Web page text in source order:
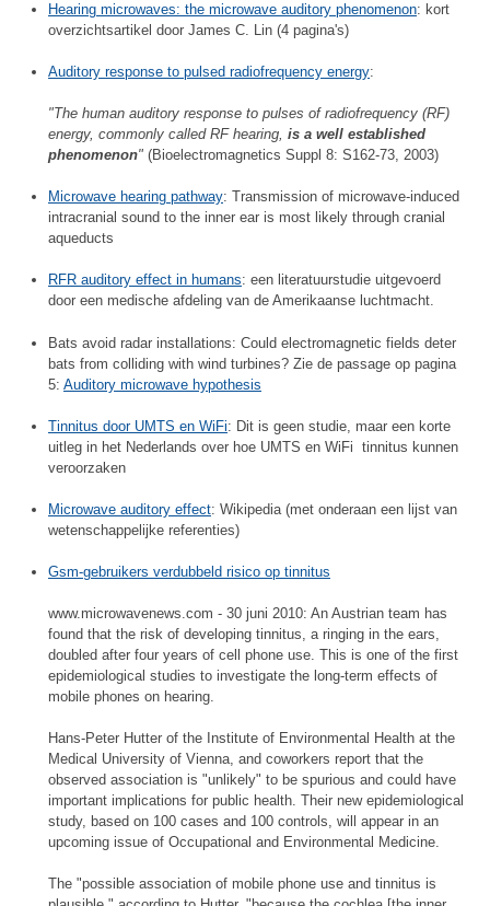
Hearing microwaves: the microwave auditory phenomenon: kort
overzichtsartikel door James C. Lin (4 pagina's)
Auditory response to pulsed radiofrequency energy:
"The human auditory response to pulses of radiofrequency (RF)
energy, commonly called RF hearing, is a well established
phenomenon" (Bioelectromagnetics Suppl 8: S162-73, 2003)
Microwave hearing pathway: Transmission of microwave-induced
intracranial sound to the inner ear is most likely through cranial
aqueducts
RFR auditory effect in humans: een literatuurstudie uitgevoerd
door een medische afdeling van de Amerikaanse luchtmacht.
Bats avoid radar installations: Could electromagnetic fields deter
bats from colliding with wind turbines? Zie de passage op pagina
5: Auditory microwave hypothesis
Tinnitus door UMTS en WiFi: Dit is geen studie, maar een korte
uitleg in het Nederlands over hoe UMTS en WiFi tinnitus kunnen
veroorzaken
Microwave auditory effect: Wikipedia (met onderaan een lijst van
wetenschappelijke referenties)
Gsm-gebruikers verdubbeld risico op tinnitus
www.microwavenews.com - 30 juni 2010: An Austrian team has
found that the risk of developing tinnitus, a ringing in the ears,
doubled after four years of cell phone use. This is one of the first
epidemiological studies to investigate the long-term effects of
mobile phones on hearing.
Hans-Peter Hutter of the Institute of Environmental Health at the
Medical University of Vienna, and coworkers report that the
observed association is "unlikely" to be spurious and could have
important implications for public health. Their new epidemiological
study, based on 100 cases and 100 controls, will appear in an
upcoming issue of Occupational and Environmental Medicine.
The "possible association of mobile phone use and tinnitus is